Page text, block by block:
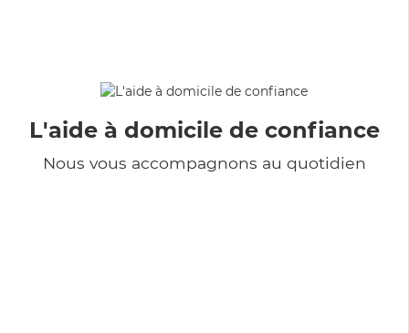
L'aide à domicile de confiance
Nous vous accompagnons au quotidien